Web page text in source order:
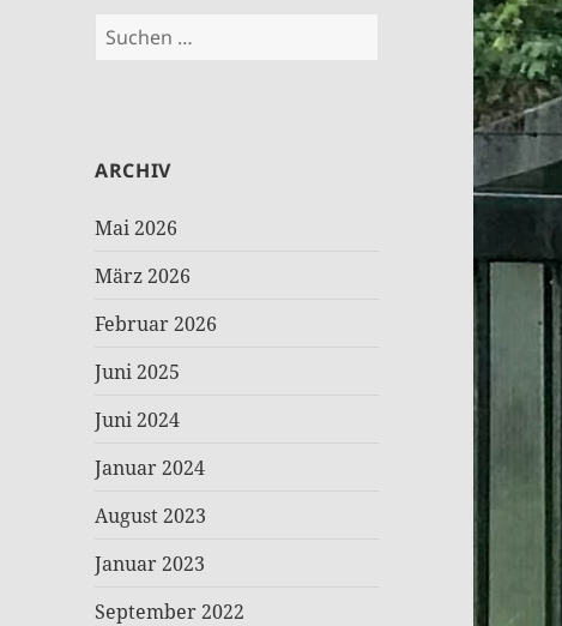
Suchen
ARCHIV
Mai 2026
März 2026
Februar 2026
Juni 2025
Juni 2024
Januar 2024
August 2023
Januar 2023
September 2022